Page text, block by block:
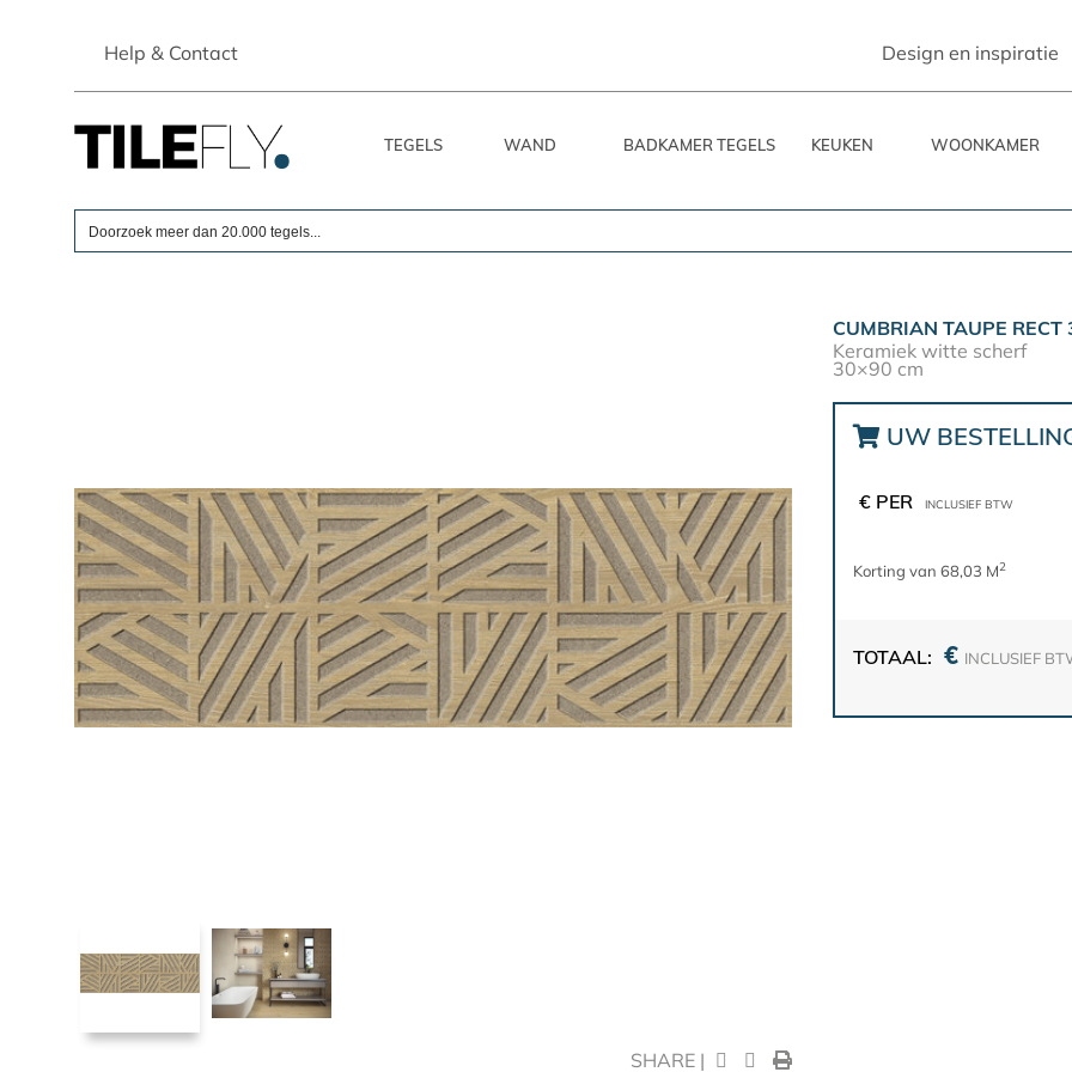
Help & Contact Design en inspiratie
TEGELS WAND BADKAMER TEGELS KEUKEN WOONKAMER
SHARE |
CUMBRIAN TAUPE RECT
Keramiek witte scherf
30×90 cm
UW
€ PER INCLUSIEF BTW
Korting van 68,03 M2
TOTAAL: € INCLUSIEF